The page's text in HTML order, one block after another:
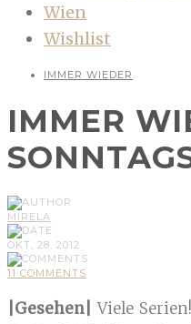
Wien
Wishlist
IMMER WIEDER
IMMER
MIRELA
OKT, 28, 2012
11 COMMENTS
|Gesehen| Viele